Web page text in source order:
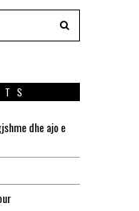
dhe ajo e